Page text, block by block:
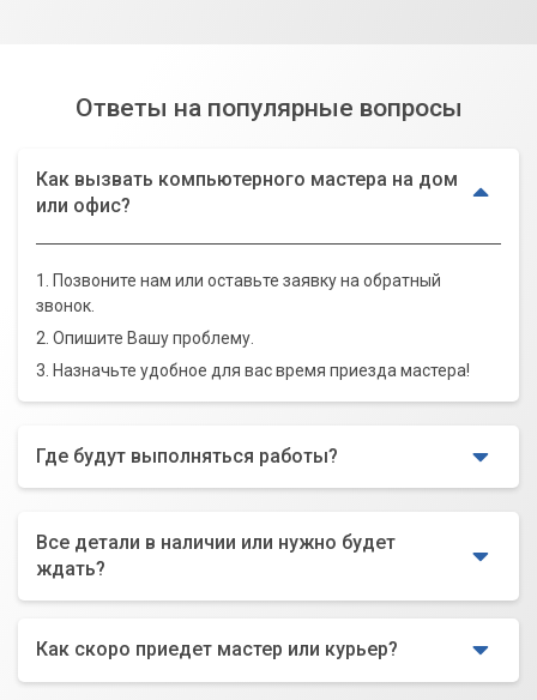
Ответы на популярные вопросы
Как вызвать компьютерного мастера на дом
или офис?
1. Позвоните нам или оставьте заявку на обратный
звонок.
2. Опишите Вашу проблему.
3. Назначьте удобное для вас время приезда мастера!
Где будут выполняться работы?
Все детали в наличии или нужно будет
ждать?
Как скоро приедет мастер или курьер?